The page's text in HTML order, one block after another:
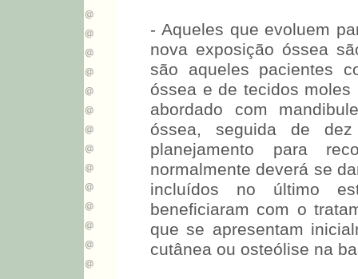
- Aqueles que evoluem
nova exposição óssea
são aqueles pacientes
óssea e de tecidos
abordado com
óssea, seguida de
planejamento para
normalmente deverá se
incluídos no último
beneficiaram com o
que se apresentam
cutânea ou osteólise na